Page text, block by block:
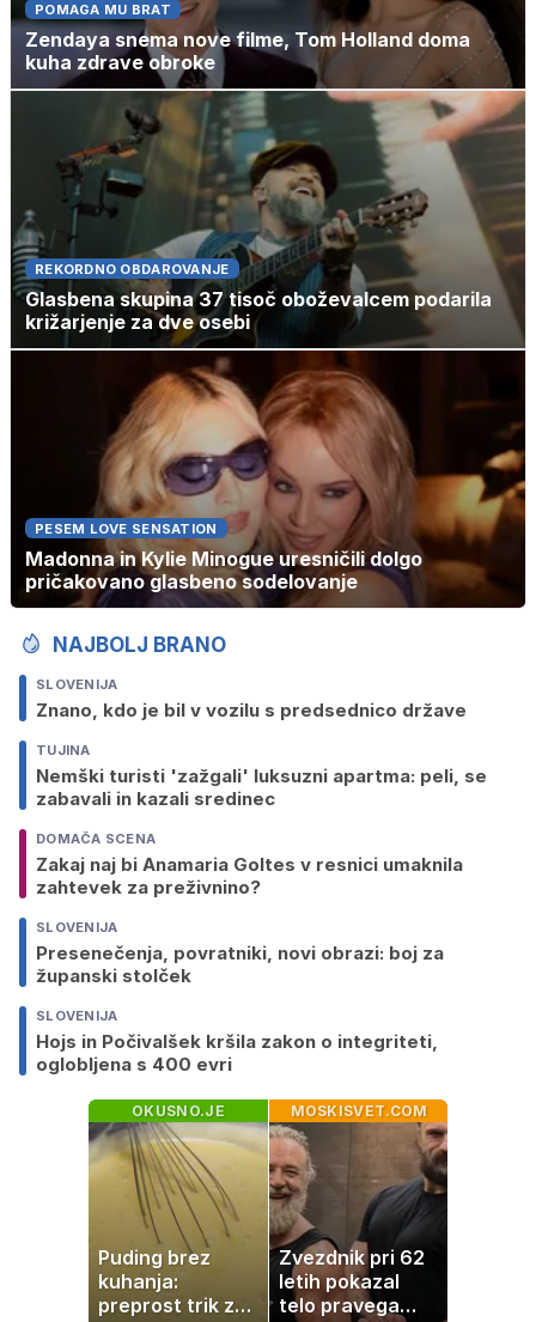
POMAGA MU BRAT
Zendaya snema nove filme, Tom Holland doma
kuha zdrave obroke
REKORDNO OBDAROVANJE
Glasbena skupina 37 tisoč oboževalcem podarila
križarjenje za dve osebi
PESEM LOVE SENSATION
Madonna in Kylie Minogue uresničili dolgo
pričakovano glasbeno sodelovanje
NAJBOLJ BRANO
SLOVENIJA
Znano, kdo je bil v vozilu s predsednico države
TUJINA
Nemški turisti 'zažgali' luksuzni apartma: peli, se
zabavali in kazali sredinec
DOMAČA SCENA
Zakaj naj bi Anamaria Goltes v resnici umaknila
zahtevek za preživnino?
SLOVENIJA
Presenečenja, povratniki, novi obrazi: boj za
županski stolček
SLOVENIJA
Hojs in Počivalšek kršila zakon o integriteti,
oglobljena s 400 evri
OKUSNO.JE
Puding brez
kuhanja:
preprost trik za
MOSKISVET.COM
Zvezdnik pri 62
letih pokazal
telo pravega